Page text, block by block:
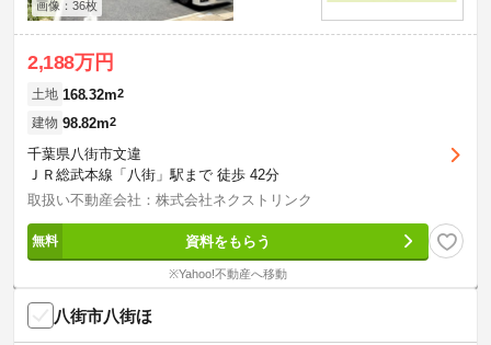
画像：36枚
2,188万円
土地 168.32m2
建物 98.82m2
千葉県八街市文違
ＪＲ総武本線「八街」駅まで 徒歩 42分
取扱い不動産会社：株式会社ネクストリンク
資料をもらう
※Yahoo!不動産へ移動
八街市八街ほ